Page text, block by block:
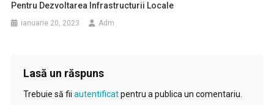
Pentru Dezvoltarea Infrastructurii Locale
ianuarie 20, 2023 Adm
Lasă un răspuns
Trebuie să fii autentificatpentru a publica un comentariu.